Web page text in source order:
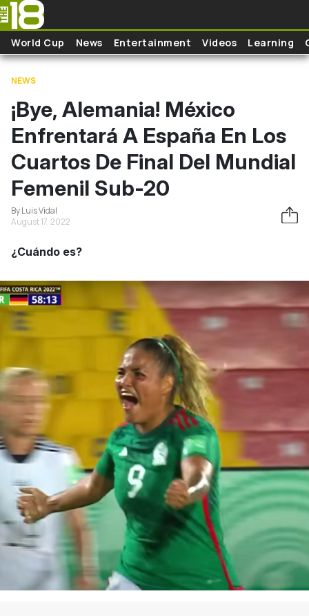
Skip to main content
World Cup News Entertainment Videos Learning
NEWS
¡Bye, Alemania! México
Enfrentará A España En Los
Cuartos De Final Del Mundial
Femenil Sub-20
By Luis Vidal
August 17, 2022
¿Cuándo es?